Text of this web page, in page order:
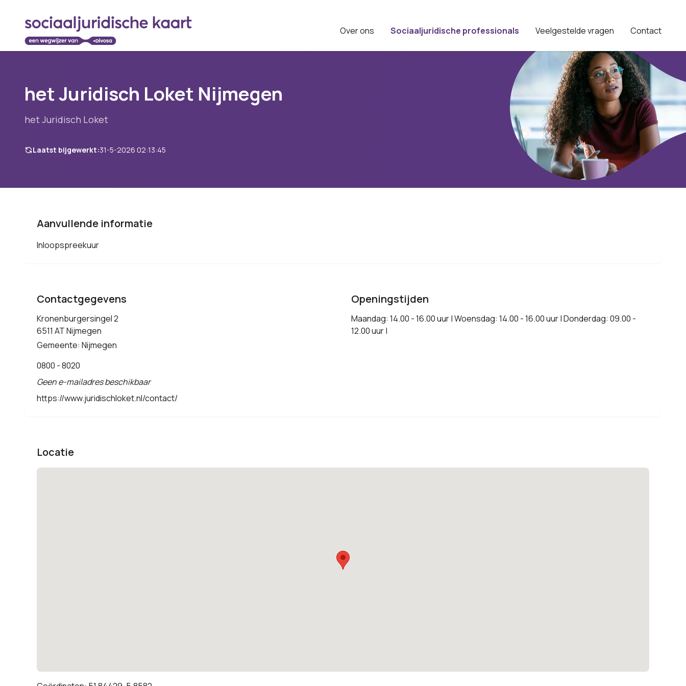
Over ons Sociaaljuridische professionals Veelgestelde vragen Contact
het Juridisch Loket Nijmegen
het Juridisch Loket
Laatst bijgewerkt:31-5-2026 02:13:45
Aanvullende informatie
Inloopspreekuur
Contactgegevens
Kronenburgersingel 2
6511 AT Nijmegen
Gemeente: Nijmegen
0800 - 8020
Geen e-mailadres beschikbaar
https://www.juridischloket.nl/contact/
Openingstijden
Maandag: 14.00 - 16.00 uur | Woensdag: 14.00 - 16.00 uur | Donderdag: 09.00 -
12.00 uur |
Locatie